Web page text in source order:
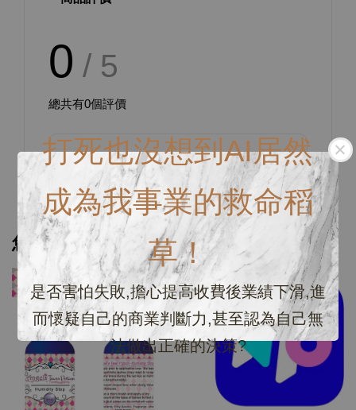
打死也沒想到AI居然
成為我事業的救命稻
草！
是否害怕失敗,擔心提高收費後業績下滑,進
而懷疑自己的商業判斷力,甚至認為自己無
法做出正確的決策?
0 / 5
總共有0個評價
您可能也喜歡
優惠